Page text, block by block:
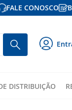
FALE CONOSCO
Busca
DISTRIBUIÇÃO